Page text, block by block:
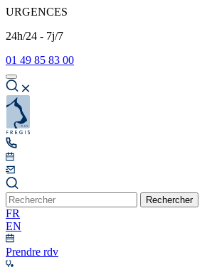
URGENCES
24h/24 - 7j/7
01 49 85 83 00
Rechercher
FR
EN
Prendre rdv